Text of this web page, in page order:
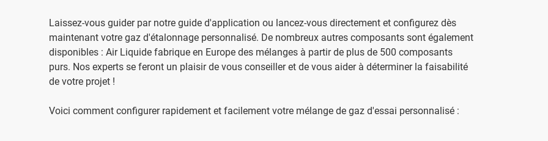
Laissez-vous guider par notre guide d'application ou lancez-vous directement et configurez dès
maintenant votre gaz d'étalonnage personnalisé. De nombreux autres composants sont également
disponibles : Air Liquide fabrique en Europe des mélanges à partir de plus de 500 composants
purs. Nos experts se feront un plaisir de vous conseiller et de vous aider à déterminer la faisabilité
de votre projet !
Voici comment configurer rapidement et facilement votre mélange de gaz d'essai personnalisé :